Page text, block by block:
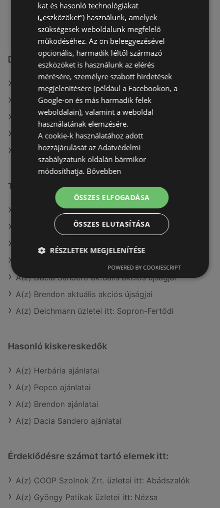
vasárnap
10:00 -18:00
Deichmann üzletek itt:
Deichmann itt: Békési
Deichmann itt: Hódmezővásárhelyi
Deichmann itt: Veszprémi
Deichmann itt: Ceglédi
Deichmann itt: Salgótarjáni
További linkek
A(z) Herbária ajánlatai
A(z) Dacia Sandero ajánlatai
A(z) Herbária aktuális akciós újságjai
A(z) Dacia Sandero aktuális akciós újságjai
A(z) Brendon aktuális akciós újságjai
A(z) Deichmann üzletei itt: Sopron-Fertődi
Hasonló kiskereskedők
A(z) Herbária ajánlatai
A(z) Pepco ajánlatai
A(z) Brendon ajánlatai
A(z) Dacia Sandero ajánlatai
Érdeklődésre számot tartó elemek itt:
A(z) COOP Szolnok Zrt. üzletei itt: Abádszalók
A(z) Gyöngy Patikak üzletei itt: Nézsa
kat és hasonló technológiákat
(„eszközöket”) használunk, amelyek
szükségesek weboldalunk megfelelő
működéséhez. Az ön beleegyezésével
opcionális, harmadik féltől származó
eszközöket is használunk az elérés
mérésére, személyre szabott hirdetések
megjelenítésére (például a Facebookon, a
Google-on és más harmadik felek
weboldalain), valamint a weboldal
használatának elemzésére.
A cookie-k használatához adott
hozzájárulását az Adatvédelmi
szabályzatunk oldalán bármikor
módosíthatja. Bővebben
ÖSSZES ELFOGADÁSA
ÖSSZES ELUTASÍTÁSA
RÉSZLETEK MEGJELENÍTÉSE
POWERED BY COOKIESCRIPT